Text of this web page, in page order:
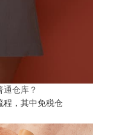
通仓库？
程，其中免税仓